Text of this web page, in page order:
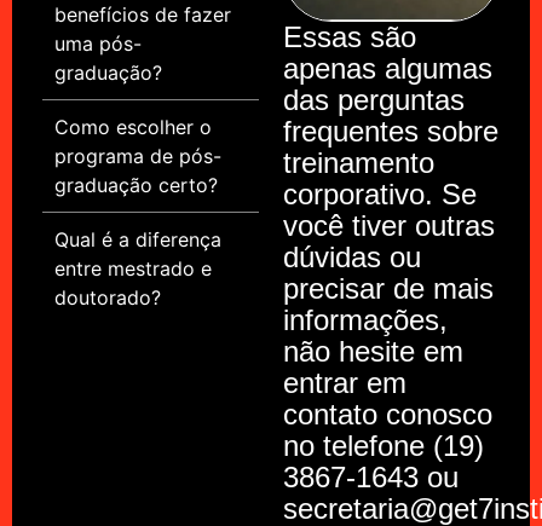
benefícios de fazer
uma pós-
graduação?
Como escolher o
programa de pós-
graduação certo?
Qual é a diferença
entre mestrado e
doutorado?
Essas são
apenas algumas
das perguntas
frequentes sobre
treinamento
corporativo. Se
você tiver outras
dúvidas ou
precisar de mais
informações,
não hesite em
entrar em
contato conosco
no telefone (19)
3867-1643 ou